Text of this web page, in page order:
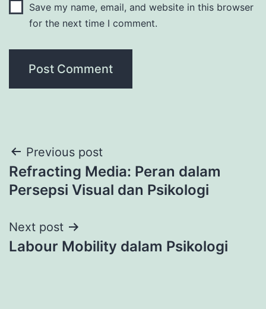
Save my name, email, and website in this browser
for the next time I comment.
Post
navigation
Previous post
Refracting Media: Peran dalam
Persepsi Visual dan Psikologi
Next post
Labour Mobility dalam Psikologi